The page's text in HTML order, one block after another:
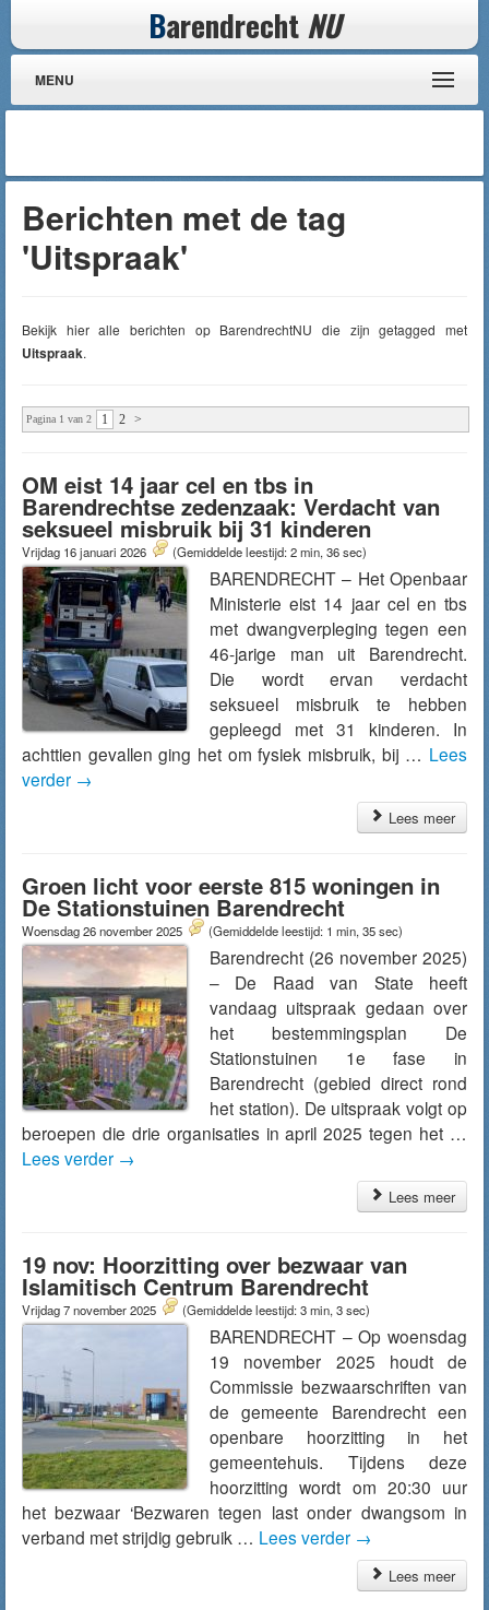
Barendrecht NU
MENU
Berichten met de tag
'Uitspraak'
Bekijk hier alle berichten op BarendrechtNU die zijn getagged met
Uitspraak.
Pagina 1 van 2 1 2 >
OM eist 14 jaar cel en tbs in
Barendrechtse zedenzaak: Verdacht van
seksueel misbruik bij 31 kinderen
Vrijdag 16 januari 2026 (Gemiddelde leestijd: 2 min, 36 sec)
BARENDRECHT – Het Openbaar
Ministerie eist 14 jaar cel en tbs
met dwangverpleging tegen een
46-jarige man uit Barendrecht.
Die wordt ervan verdacht
seksueel misbruik te hebben
gepleegd met 31 kinderen. In
achttien gevallen ging het om fysiek misbruik, bij … Lees
verder →
Lees meer
Groen licht voor eerste 815 woningen in
De Stationstuinen Barendrecht
Woensdag 26 november 2025 (Gemiddelde leestijd: 1 min, 35 sec)
Barendrecht (26 november 2025)
– De Raad van State heeft
vandaag uitspraak gedaan over
het bestemmingsplan De
Stationstuinen 1e fase in
Barendrecht (gebied direct rond
het station). De uitspraak volgt op
beroepen die drie organisaties in april 2025 tegen het …
Lees verder →
Lees meer
19 nov: Hoorzitting over bezwaar van
Islamitisch Centrum Barendrecht
Vrijdag 7 november 2025 (Gemiddelde leestijd: 3 min, 3 sec)
BARENDRECHT – Op woensdag
19 november 2025 houdt de
Commissie bezwaarschriften van
de gemeente Barendrecht een
openbare hoorzitting in het
gemeentehuis. Tijdens deze
hoorzitting wordt om 20:30 uur
het bezwaar ‘Bezwaren tegen last onder dwangsom in
verband met strijdig gebruik … Lees verder →
Lees meer